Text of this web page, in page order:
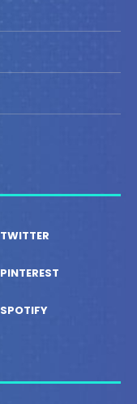
TWITTER
PINTEREST
SPOTIFY